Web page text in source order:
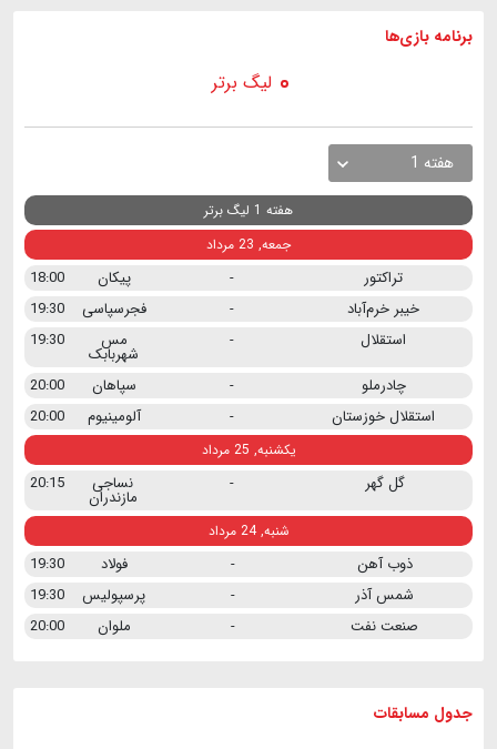
برنامه بازی ها
لیگ برتر
هفته 1
هفته 1 لیگ برتر
جمعه, 23 مرداد
تراکتور - پیکان
18:00
خیبر خرم‌آباد
- فجرسپاسی
19:30
استقلال
- مس
شهربابک
19:30
چادرملو
- سپاهان
20:00
استقلال خوزستان
- آلومینیوم 20:00
یکشنبه, 25 مرداد
گل گهر - نساجی
مازندران
20:15
شنبه, 24 مرداد
ذوب آهن - فولاد
19:30
شمس آذر
- پرسپولیس
19:30
صنعت نفت
- ملوان 20:00
جدول مسابقات